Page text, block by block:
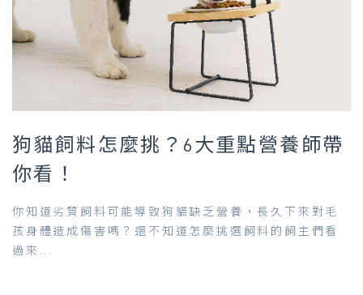
狗貓飼料怎麼挑？6大重點營養師帶
你看！
你知道劣質飼料可能導致狗貓缺乏營養，長久下來對毛
孩身體造成傷害嗎？還不知道怎麼挑選飼料的飼主們看
過來...